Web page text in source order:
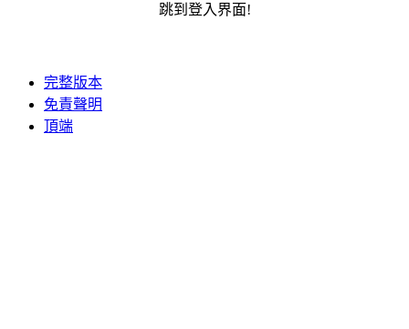
跳到登入界面!
完整版本
免責聲明
頂端